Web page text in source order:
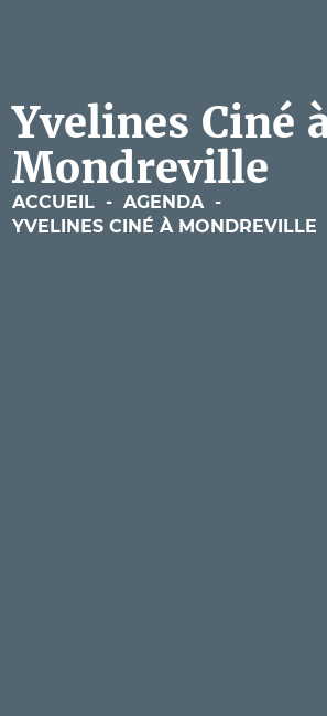
Yvelines Ciné
Mondreville
ACCUEIL - AGENDA -
YVELINES CINÉ À MONDREVILLE